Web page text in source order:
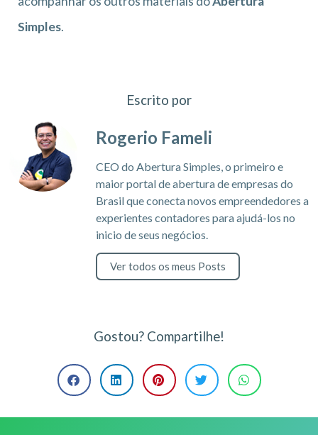
Simples.
Escrito por
Rogerio Fameli
CEO do Abertura Simples, o primeiro e
maior portal de abertura de empresas do
Brasil que conecta novos empreendedores a
experientes contadores para ajudá-los no
inicio de seus negócios.
Ver todos os meus Posts
Gostou? Compartilhe!